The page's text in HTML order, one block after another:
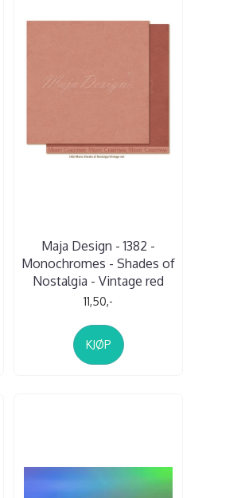
Maja Design - 1382 -
Monochromes - Shades of
Nostalgia - Vintage red
11,50,-
KJØP